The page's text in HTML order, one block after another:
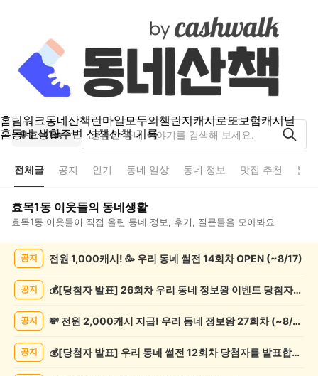
홈팀워크동네산책런마일모두의챌린지캐시로또보험캐시딜
홈동네 생활주변 산책산책 기록
효목1동
전체글 공지 인기 동네 일상 동네 정보 맛집 추천 분
효목1동 이웃들의 동네생활
효목1동 이웃들이 직접 올린 동네 정보, 후기, 질문들을 모아봐요
공지 전원 1,000캐시! 🥳 우리 동네 썰전 14회차 OPEN (~8/17)
공지 💰[당첨자 발표] 26회차 우리 동네 정보왕 이벤트 당첨자를 발표합니다!
공지 💸 전원 2,000캐시 지급! 우리 동네 정보왕 27회차 (~8/10)
공지 💰[당첨자 발표] 우리 동네 썰전 12회차 당첨자를 발표합니다!